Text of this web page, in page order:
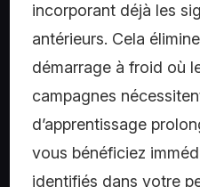
incorporant déjà les
antérieurs. Cela
démarrage à froid où
campagnes
d’apprentissage
vous bénéficiez
identifiés dans votre